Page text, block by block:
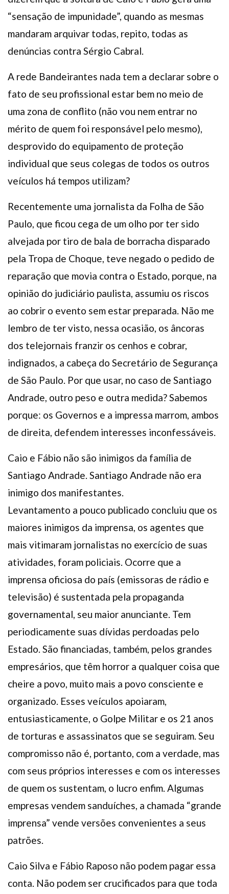
“sensação de impunidade”, quando as mesmas
mandaram arquivar todas, repito, todas as
denúncias contra Sérgio Cabral.
A rede Bandeirantes nada tem a declarar sobre o
fato de seu profissional estar bem no meio de
uma zona de conflito (não vou nem entrar no
mérito de quem foi responsável pelo mesmo),
desprovido do equipamento de proteção
individual que seus colegas de todos os outros
veículos há tempos utilizam?
Recentemente uma jornalista da Folha de São
Paulo, que ficou cega de um olho por ter sido
alvejada por tiro de bala de borracha disparado
pela Tropa de Choque, teve negado o pedido de
reparação que movia contra o Estado, porque, na
opinião do judiciário paulista, assumiu os riscos
ao cobrir o evento sem estar preparada. Não me
lembro de ter visto, nessa ocasião, os âncoras
dos telejornais franzir os cenhos e cobrar,
indignados, a cabeça do Secretário de Segurança
de São Paulo. Por que usar, no caso de Santiago
Andrade, outro peso e outra medida? Sabemos
porque: os Governos e a impressa marrom, ambos
de direita, defendem interesses inconfessáveis.
Caio e Fábio não são inimigos da família de
Santiago Andrade. Santiago Andrade não era
inimigo dos manifestantes.
Levantamento a pouco publicado concluiu que os
maiores inimigos da imprensa, os agentes que
mais vitimaram jornalistas no exercício de suas
atividades, foram policiais. Ocorre que a
imprensa oficiosa do país (emissoras de rádio e
televisão) é sustentada pela propaganda
governamental, seu maior anunciante. Tem
periodicamente suas dívidas perdoadas pelo
Estado. São financiadas, também, pelos grandes
empresários, que têm horror a qualquer coisa que
cheire a povo, muito mais a povo consciente e
organizado. Esses veículos apoiaram,
entusiasticamente, o Golpe Militar e os 21 anos
de torturas e assassinatos que se seguiram. Seu
compromisso não é, portanto, com a verdade, mas
com seus próprios interesses e com os interesses
de quem os sustentam, o lucro enfim. Algumas
empresas vendem sanduíches, a chamada “grande
imprensa” vende versões convenientes a seus
patrões.
Caio Silva e Fábio Raposo não podem pagar essa
conta. Não podem ser crucificados para que toda